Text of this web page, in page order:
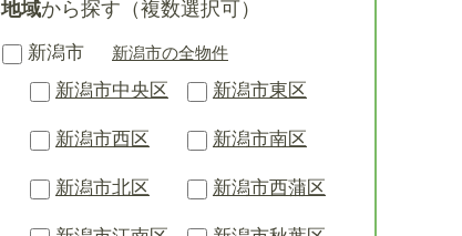
地域から探す（複数選択可）
新潟市 新潟市の全物件
新潟市中央区 新潟市東区
新潟市西区 新潟市南区
新潟市北区 新潟市西蒲区